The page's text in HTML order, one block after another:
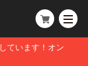
ています！オン